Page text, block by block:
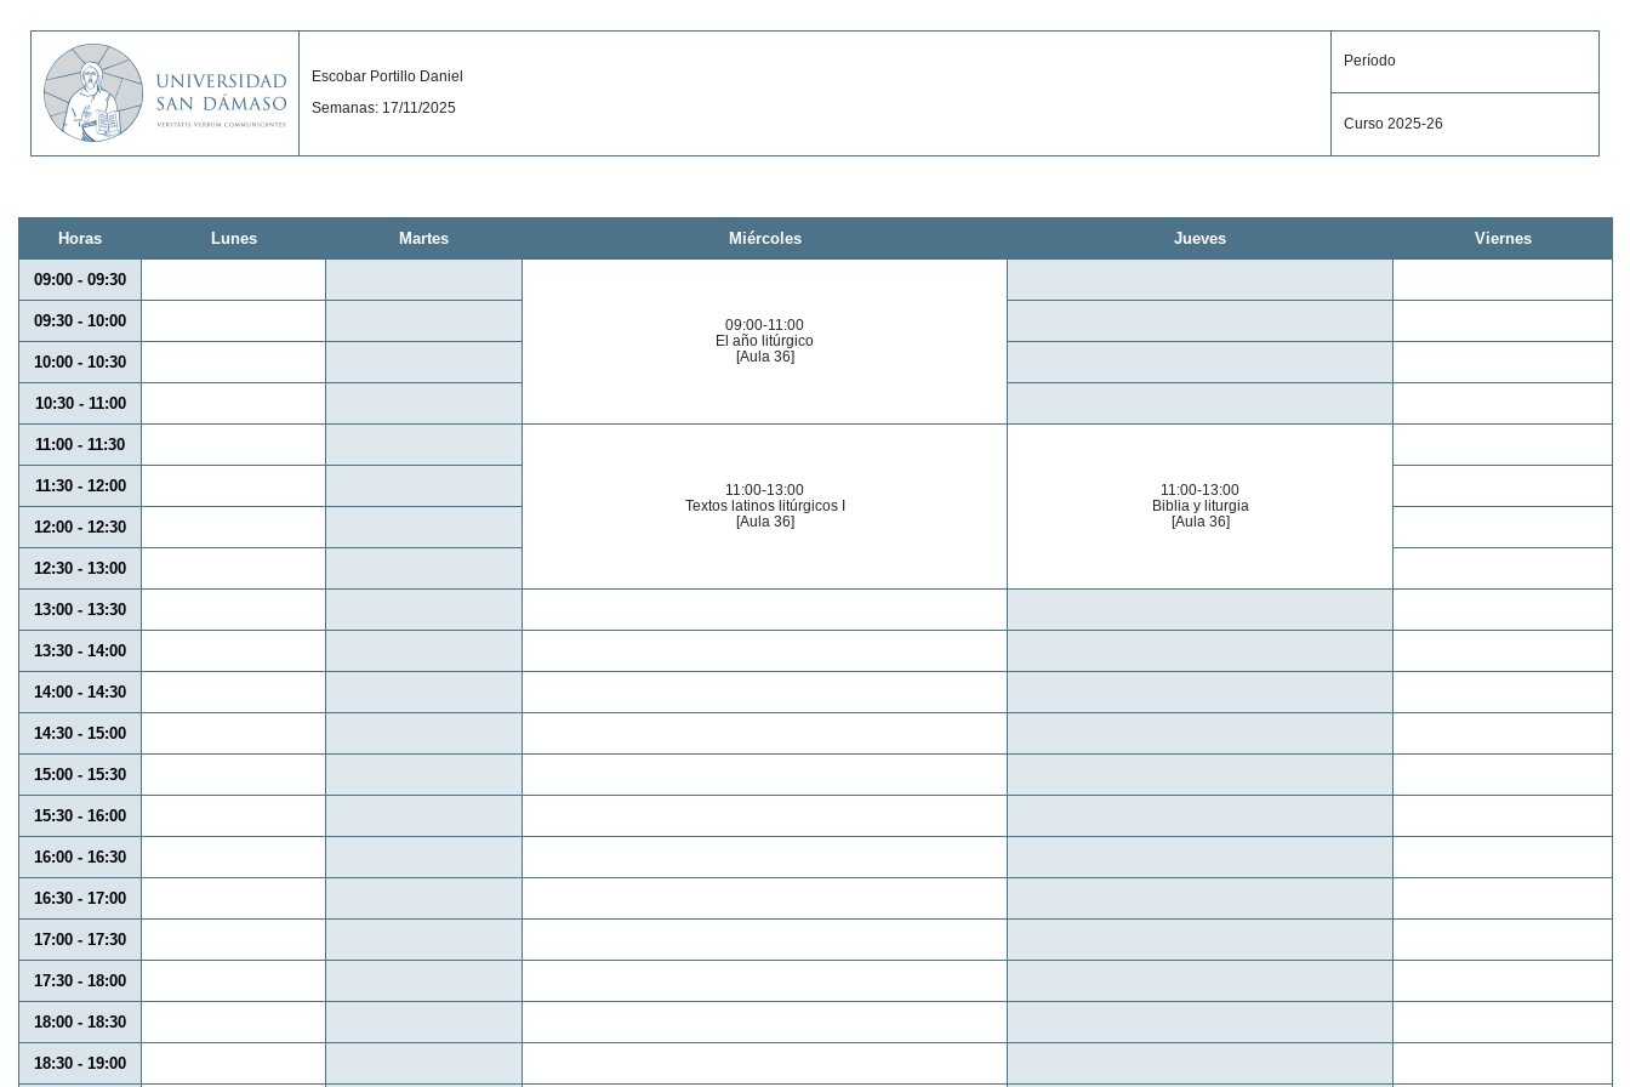
Escobar Portillo Daniel
Semanas: 17/11/2025
Período
Curso 2025-26
Horas Lunes Martes Miércoles Jueves Viernes
09:00 - 09:30
09:00-11:00
El año litúrgico
[Aula 36]
09:30 - 10:00
10:00 - 10:30
10:30 - 11:00
11:00 - 11:30
11:00-13:00
Textos latinos litúrgicos I
[Aula 36]
11:00-13:00
Biblia y liturgia
[Aula 36]
11:30 - 12:00
12:00 - 12:30
12:30 - 13:00
13:00 - 13:30
13:30 - 14:00
14:00 - 14:30
14:30 - 15:00
15:00 - 15:30
15:30 - 16:00
16:00 - 16:30
16:30 - 17:00
17:00 - 17:30
17:30 - 18:00
18:00 - 18:30
18:30 - 19:00